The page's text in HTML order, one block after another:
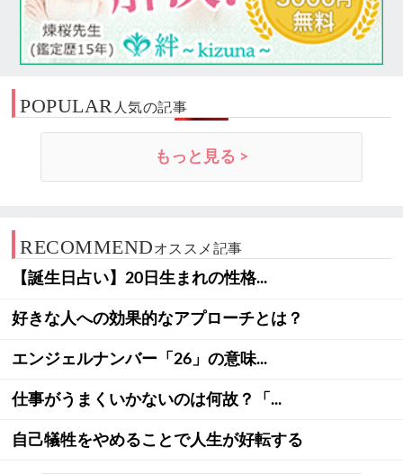
POPULAR 人気の記事
もっと見る >
RECOMMENDオススメ記事
【誕生日占い】20日生まれの性格...
好きな人への効果的なアプローチとは？
エンジェルナンバー「26」の意味...
仕事がうまくいかないのは何故？「...
自己犠牲をやめることで人生が好転する